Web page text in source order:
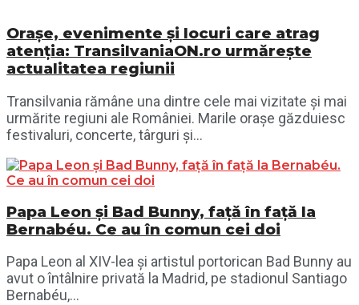
Orașe, evenimente și locuri care atrag
atenția: TransilvaniaON.ro urmărește
actualitatea regiunii
Transilvania rămâne una dintre cele mai vizitate și mai
urmărite regiuni ale României. Marile orașe găzduiesc
festivaluri, concerte, târguri și...
Papa Leon și Bad Bunny, față în față la
Bernabéu. Ce au în comun cei doi
Papa Leon al XIV-lea și artistul portorican Bad Bunny au
avut o întâlnire privată la Madrid, pe stadionul Santiago
Bernabéu,...